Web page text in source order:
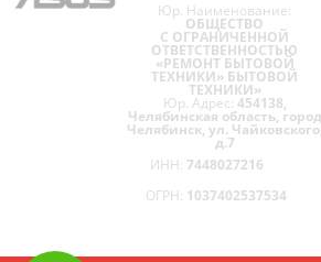
Юр. Наименование:
ОБЩЕСТВО
С ОГРАНИЧЕННОЙ
ОТВЕТСТВЕННОСТЬЮ
«РЕМОНТ БЫТОВОЙ
ТЕХНИКИ» БЫТОВОЙ
ТЕХНИКИ»
Юр. Адрес: 454138,
Челябинская область, город
Челябинск, ул. Чайковского,
д.7
ИНН: 7448027216
ОГРН: 1037402537534